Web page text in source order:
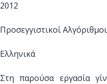
2012
Προσεγγιστικοί
Ελληνικά
Στη παρούσα εργασία